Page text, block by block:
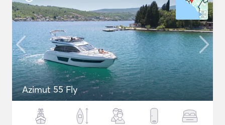
Azimut 55 Fly